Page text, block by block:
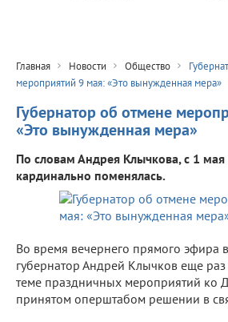
Главная Новости Общество
мероприятий 9 мая: «Это вынужденная мера»
Губернатор об отмене
«Это вынужденная мера»
По словам Андрея Клычкова, с 1 мая
кардинально поменялась.
Во время вечернего прямого эфира
губернатор Андрей Клычков еще раз
теме праздничных мероприятий
принятом оперштабом решении в